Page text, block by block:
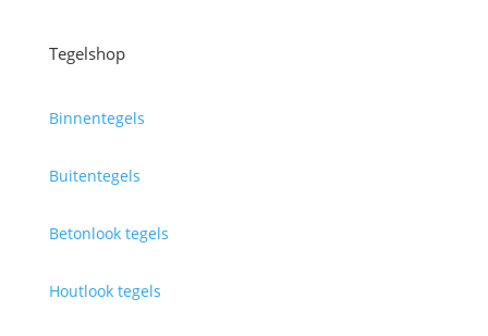
Tegelshop
Binnentegels
Buitentegels
Betonlook tegels
Houtlook tegels